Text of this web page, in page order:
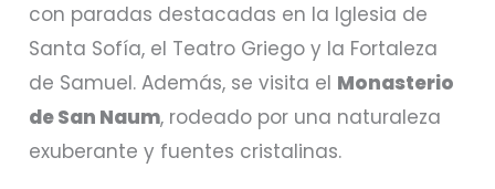
con paradas destacadas en la Iglesia de
Santa Sofía, el Teatro Griego y la Fortaleza
de Samuel. Además, se visita el Monasterio
de San Naum, rodeado por una naturaleza
exuberante y fuentes cristalinas.